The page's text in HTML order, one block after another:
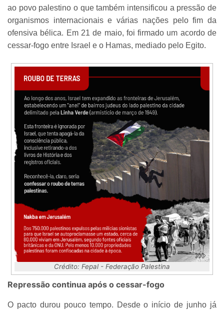
ao povo palestino o que também intensificou a pressão de
organismos internacionais e várias nações pelo fim da
ofensiva bélica. Em 21 de maio, foi firmado um acordo de
cessar-fogo entre Israel e o Hamas, mediado pelo Egito.
Crédito: Fepal - Federação Palestina
Repressão continua após o cessar-fogo
O pacto durou pouco tempo. Desde o início de junho já